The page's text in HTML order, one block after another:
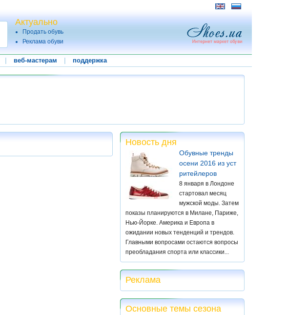
Актуально
Продать обувь
Реклама обуви
веб-мастерам поддержка
Новость дня
Обувные тренды
осени 2016 из уст
ритейлеров
8 января в Лондоне
стартовал месяц
мужской моды. Затем
показы планируются в Милане, Париже,
Нью-Йорке. Америка и Европа в
ожидании новых тенденций и трендов.
Главными вопросами остаются вопросы
преобладания спорта или классики...
Реклама
Основные темы сезона